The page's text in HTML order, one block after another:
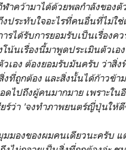
าคว้ามาได้ด้วยพลกำลังของตั
ประทับใจอะไรที่คนอื่นที่ไม่ใช่
รได้รับการยอมรับเป็นเรื่องคว
โน้นเรื่องนี้มาพูดประเมินตัวเอ
เอง ต้องยอมรับมันครับ ว่าสิ่
ที่ถูกต้อง และสิ่งนั้นได้ก้าวข้า
ดไปถึงผู้คนมากมาย เพราะใ
ยร์ว่า 'จงทำภาพยนตร์ญี่ปุ่นให้
องของผมคนเดียวนะครับ แ